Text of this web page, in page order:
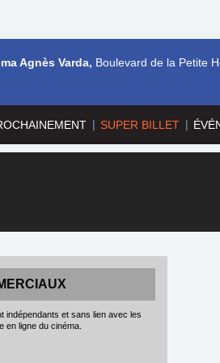
| SUPER BILLET |
Agnès Varda, Boulevard de la Petite
indépendants et sans lien avec les
en ligne du cinéma.